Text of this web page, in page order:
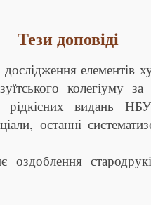
Тези доповіді
дослідження елементів
колегіуму
рідкісних видань
останні